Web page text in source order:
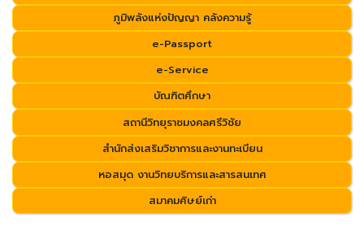
ภูมิพลังแห่งปัญญา คลังความรู้
e-Passport
e-Service
บัณฑิตศึกษา
สถานีวิทยุราชมงคลศรีวิชัย
สำนักส่งเสริมวิชาการและงานทะเบียน
หอสมุด งานวิทยบริการและสารสนเทศ
สมาคมศิษย์เก่า